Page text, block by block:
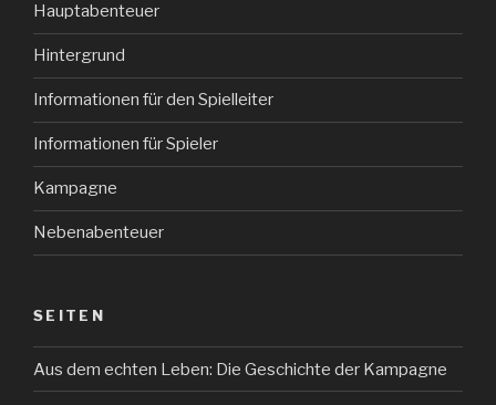
Hauptabenteuer
Hintergrund
Informationen für den Spielleiter
Informationen für Spieler
Kampagne
Nebenabenteuer
SEITEN
Aus dem echten Leben: Die Geschichte der Kampagne